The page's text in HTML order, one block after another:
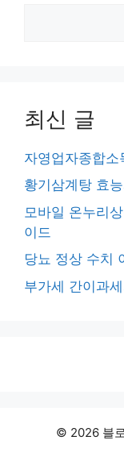
최신 글
자영업자종합
황기삼계탕 효
모바일 온누리
이드
당뇨 정상 수치
부가세 간이과
© 2026 블